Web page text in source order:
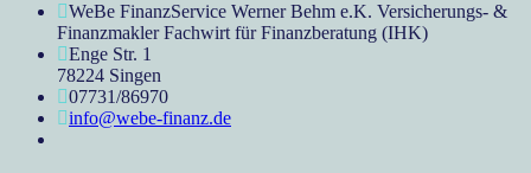
WeBe FinanzService Werner Behm e.K. Versicherungs- &
Finanzmakler Fachwirt für Finanzberatung (IHK)
Enge Str. 1
78224 Singen
07731/86970
info@webe-finanz.de